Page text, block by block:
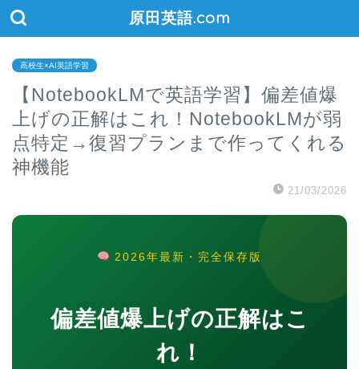
原田英語.com
高校生×AI英語学習
【NotebookLMで英語学習】偏差値爆
上げの正解はこれ！NotebookLMが弱
点特定→復習プランまで作ってくれる
神機能
21/03/2026
2026年最新・完全保存版
偏差値爆上げの正解はこ
れ！